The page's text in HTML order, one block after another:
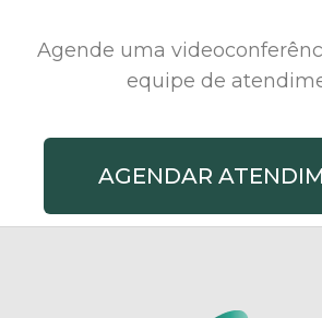
Agende uma
equipe de
AGENDAR